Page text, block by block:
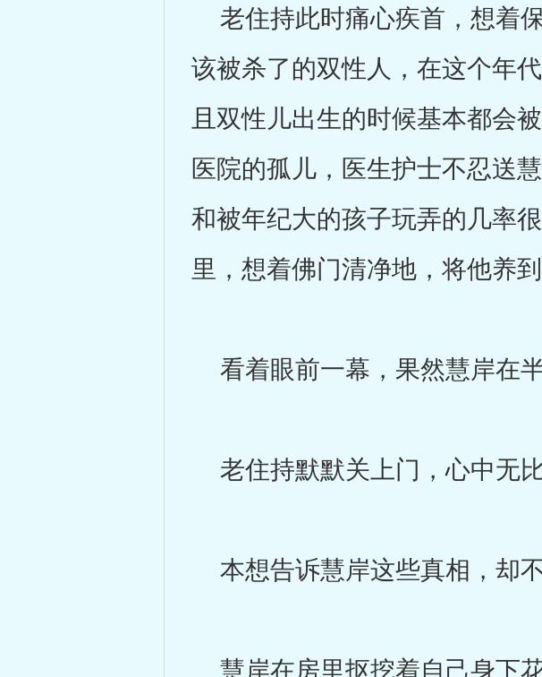
老住持此时痛心疾首，想着
该被杀了的双性人，在这个年
且双性儿出生的时候基本都会
医院的孤儿，医生护士不忍送
和被年纪大的孩子玩弄的几率
里，想着佛门清净地，将他养
看着眼前一幕，果然慧岸在
老住持默默关上门，心中无比
本想告诉慧岸这些真相，却不
慧岸在房里抠挖着自己身下